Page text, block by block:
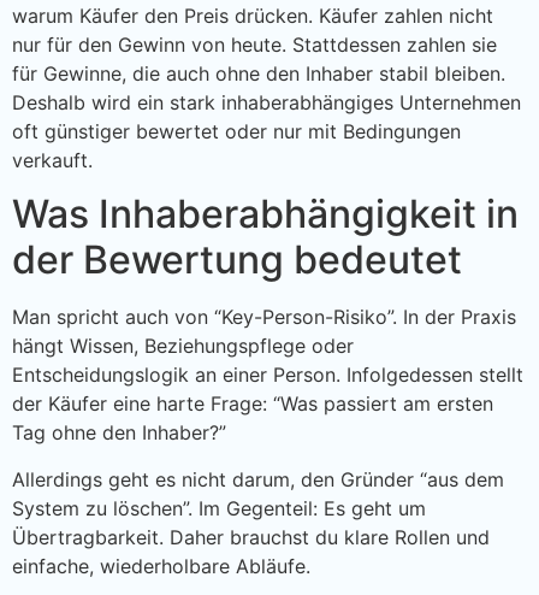
warum Käufer den Preis drücken. Käufer zahlen nicht
nur für den Gewinn von heute. Stattdessen zahlen sie
für Gewinne, die auch ohne den Inhaber stabil bleiben.
Deshalb wird ein stark inhaberabhängiges Unternehmen
oft günstiger bewertet oder nur mit Bedingungen
verkauft.
Was Inhaberabhängigkeit in
der Bewertung bedeutet
Man spricht auch von “Key-Person-Risiko”. In der Praxis
hängt Wissen, Beziehungspflege oder
Entscheidungslogik an einer Person. Infolgedessen stellt
der Käufer eine harte Frage: “Was passiert am ersten
Tag ohne den Inhaber?”
Allerdings geht es nicht darum, den Gründer “aus dem
System zu löschen”. Im Gegenteil: Es geht um
Übertragbarkeit. Daher brauchst du klare Rollen und
einfache, wiederholbare Abläufe.